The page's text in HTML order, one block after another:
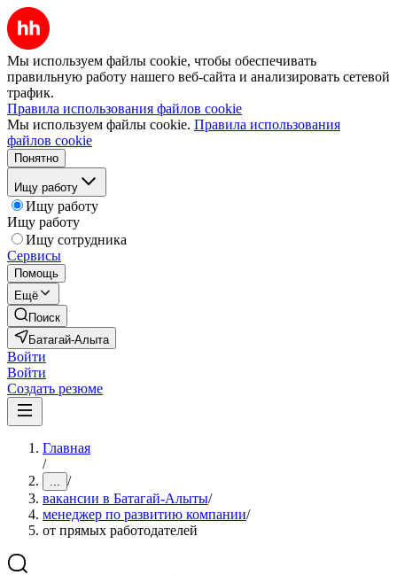
Мы используем файлы cookie, чтобы обеспечивать
правильную работу нашего веб-сайта и анализировать сетевой
трафик.
Правила использования файлов cookie
Мы используем файлы cookie. Правила использования
файлов cookie
Понятно
Ищу работу
Ищу работу
Ищу работу
Ищу сотрудника
Сервисы
Помощь
Ещё
Поиск
Батагай-Алыта
Войти
Войти
Создать резюме
Главная
/
... /
вакансии в Батагай-Алыты/
менеджер по развитию компании/
от прямых работодателей